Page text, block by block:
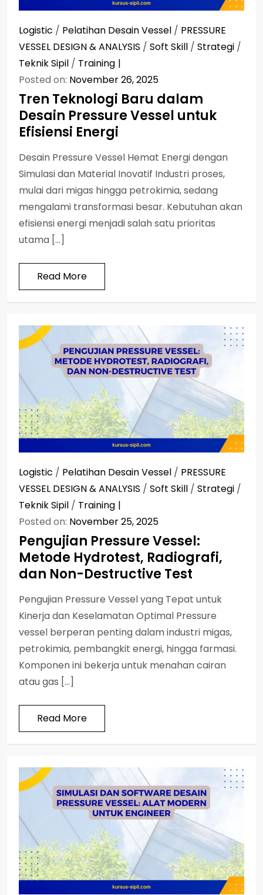
Logistic / Pelatihan Desain Vessel / PRESSURE
VESSEL DESIGN & ANALYSIS / Soft Skill / Strategi /
Teknik Sipil / Training
Posted on: November 26, 2025
Tren Teknologi Baru dalam
Desain Pressure Vessel untuk
Efisiensi Energi
Desain Pressure Vessel Hemat Energi dengan
Simulasi dan Material Inovatif Industri proses,
mulai dari migas hingga petrokimia, sedang
mengalami transformasi besar. Kebutuhan akan
efisiensi energi menjadi salah satu prioritas
utama […]
Read More
Logistic / Pelatihan Desain Vessel / PRESSURE
VESSEL DESIGN & ANALYSIS / Soft Skill / Strategi /
Teknik Sipil / Training
Posted on: November 25, 2025
Pengujian Pressure Vessel:
Metode Hydrotest, Radiografi,
dan Non-Destructive Test
Pengujian Pressure Vessel yang Tepat untuk
Kinerja dan Keselamatan Optimal Pressure
vessel berperan penting dalam industri migas,
petrokimia, pembangkit energi, hingga farmasi.
Komponen ini bekerja untuk menahan cairan
atau gas […]
Read More